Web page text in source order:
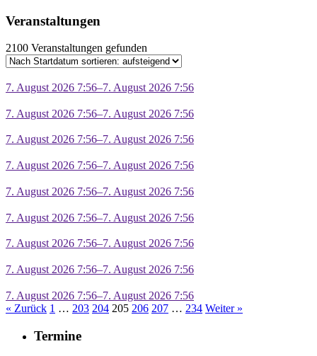
Veranstaltungen
2100 Veranstaltungen gefunden
7. August 2026 7:56–7. August 2026 7:56
7. August 2026 7:56–7. August 2026 7:56
7. August 2026 7:56–7. August 2026 7:56
7. August 2026 7:56–7. August 2026 7:56
7. August 2026 7:56–7. August 2026 7:56
7. August 2026 7:56–7. August 2026 7:56
7. August 2026 7:56–7. August 2026 7:56
7. August 2026 7:56–7. August 2026 7:56
7. August 2026 7:56–7. August 2026 7:56
« Zurück 1 … 203 204 205 206 207 … 234 Weiter »
Termine